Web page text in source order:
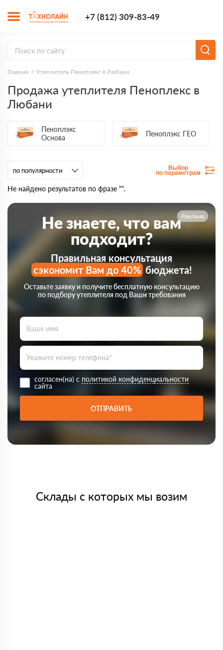
+7 (812) 309-83-49
Главная Утеплитель Пеноплекс в Любани
Продажа утеплителя Пеноплекс в
Любани
Пеноплэкс
Основа
Пеноплэкс ГЕО
Выбор
по параметрам
Не найдено результатов по фразе "".
Реклама
Не знаете, что вам
подходит?
Правильная консультация
сэкономит Вам до 40%бюджета!
Оставьте заявку и получите бесплатную консультацию
по подбору утеплителя под Ваши требования
согласен(на) с политикой конфиденциальности
сайта
ОТПРАВИТЬ
Склады с которых мы возим